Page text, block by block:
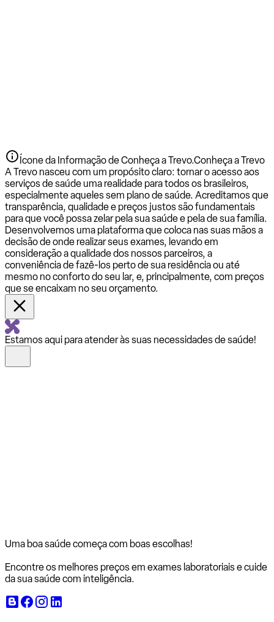
Ícone da Informação de Conheça a Trevo.Conheça a Trevo
A Trevo nasceu com um propósito claro: tornar o acesso aos
serviços de saúde uma realidade para todos os brasileiros,
especialmente aqueles sem plano de saúde. Acreditamos que
transparência, qualidade e preços justos são fundamentais
para que você possa zelar pela sua saúde e pela de sua família.
Desenvolvemos uma plataforma que coloca nas suas mãos a
decisão de onde realizar seus exames, levando em
consideração a qualidade dos nossos parceiros, a
conveniência de fazê-los perto de sua residência ou até
mesmo no conforto do seu lar, e, principalmente, com preços
que se encaixam no seu orçamento.
Estamos aqui para atender às suas necessidades de saúde!
Uma boa saúde começa com boas escolhas!
Encontre os melhores preços em exames laboratoriais e cuide
da sua saúde com inteligência.